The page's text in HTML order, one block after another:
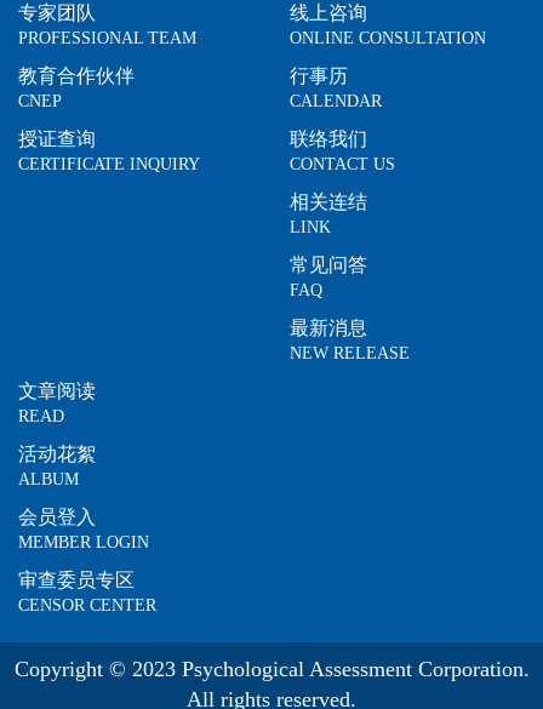
专家团队
PROFESSIONAL TEAM
教育合作伙伴
CNEP
授证查询
CERTIFICATE INQUIRY
线上咨询
ONLINE CONSULTATION
行事历
CALENDAR
联络我们
CONTACT US
相关连结
LINK
常见问答
FAQ
最新消息
NEW RELEASE
文章阅读
READ
活动花絮
ALBUM
会员登入
MEMBER LOGIN
审查委员专区
CENSOR CENTER
Copyright © 2023 Psychological Assessment Corporation.
All rights reserved.